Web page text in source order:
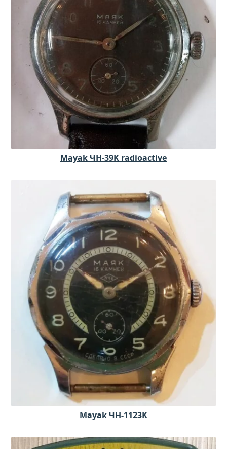
Mayak ЧH-39K radioactive
Mayak ЧH-1123K